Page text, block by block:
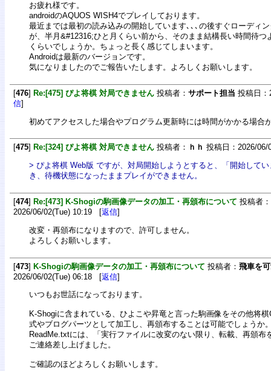
お疲れ様です。
androidのAQUOS WISH4でプレイしております。
最近までは最初の読み込みの開始しています､､､の後すぐローディ
が、半月&#12316;ひと月くらい前から、そのまま結構長い時間待つ
くらいでしょうか。ちょっと長く感じてしまいます。
Androidは最新のバージョンです。
気になりましたのでご報告いたします。よろしくお願いします。
[476] Re:[475] ぴよ将棋 対局できません 投稿者： サポート担当 投稿日
信]
初めてアクセスした場合やプログラム更新時には時間がかかる場合
[475] Re:[324] ぴよ将棋 対局できません 投稿者： ｈｈ 投稿日：2026/
> ぴよ将棋 Web版 ですが、対局開始しようとすると、「開始して
き、待機状態になったままプレイができません。
[474] Re:[473] K-Shogiの駒画像データの加工・再頒布について 投稿者：
2026/06/02(Tue) 10:19 [返信]
改変・再頒布になりますので、許可しません。
よろしくお願いします。
[473] K-Shogiの駒画像データの加工・再頒布について 投稿者： 飛車を
2026/06/02(Tue) 06:18 [返信]
いつもお世話になっております。
K-Shogiに含まれている、ひよこや昇竜と言った駒画像をその他将
式やブログパーツとして加工し、再頒布することは可能でしょうか
ReadMe.txtには、「実行ファイルに改変のない限り、転載、再頒布
ご連絡差し上げました。
ご確認のほどよろしくお願いします。